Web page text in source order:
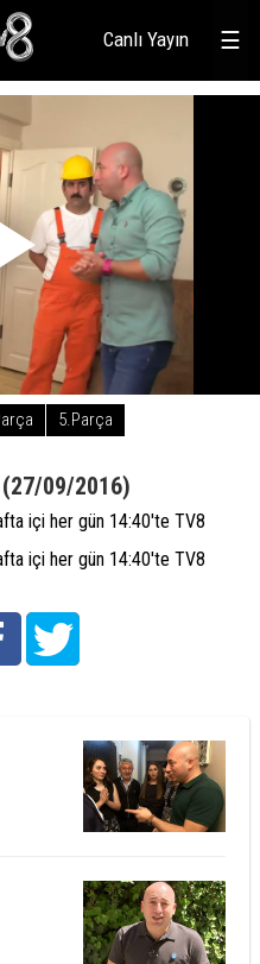
☰
Canlı Yayın
5.Parça
09/2016)
içi her gün 14:40'te TV8
içi her gün 14:40'te TV8